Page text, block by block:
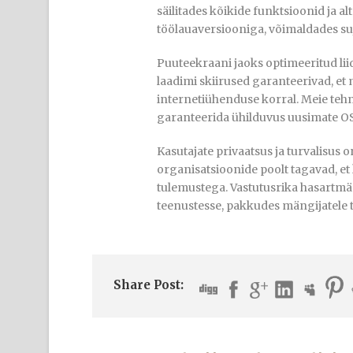
säilitades kõikide funktsioonid ja
töölauaversiooniga, võimaldades
Puuteekraani jaoks optimeeritud
laadimi skiirused garanteerivad,
internetiühenduse korral. Meie
garanteerida ühilduvus uusimate
Kasutajate privaatsus ja turvalisus
organisatsioonide poolt tagavad,
tulemustega. Vastutusrika
teenustesse, pakkudes
Share Post: